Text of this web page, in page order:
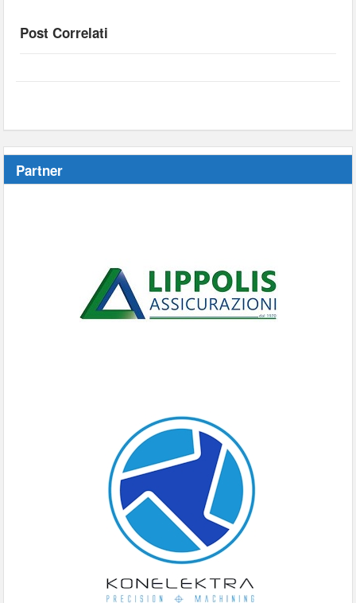
Post Correlati
Partner